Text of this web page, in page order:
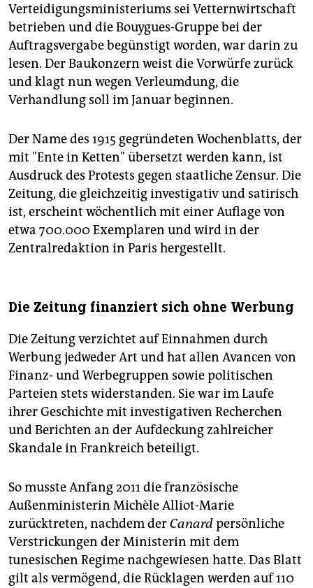
Verteidigungsministeriums sei Vetternwirtschaft
betrieben und die Bouygues-Gruppe bei der
Auftragsvergabe begünstigt worden, war darin zu
lesen. Der Baukonzern weist die Vorwürfe zurück
und klagt nun wegen Verleumdung, die
Verhandlung soll im Januar beginnen.
Der Name des 1915 gegründeten Wochenblatts, der
mit "Ente in Ketten" übersetzt werden kann, ist
Ausdruck des Protests gegen staatliche Zensur. Die
Zeitung, die gleichzeitig investigativ und satirisch
ist, erscheint wöchentlich mit einer Auflage von
etwa 700.000 Exemplaren und wird in der
Zentralredaktion in Paris hergestellt.
Die Zeitung finanziert sich ohne Werbung
Die Zeitung verzichtet auf Einnahmen durch
Werbung jedweder Art und hat allen Avancen von
Finanz- und Werbegruppen sowie politischen
Parteien stets widerstanden. Sie war im Laufe
ihrer Geschichte mit investigativen Recherchen
und Berichten an der Aufdeckung zahlreicher
Skandale in Frankreich beteiligt.
So musste Anfang 2011 die französische
Außenministerin Michèle Alliot-Marie
zurücktreten, nachdem derCanardpersönliche
Verstrickungen der Ministerin mit dem
tunesischen Regime nachgewiesen hatte. Das Blatt
gilt als vermögend, die Rücklagen werden auf 110